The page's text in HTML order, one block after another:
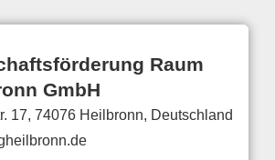
Raum
GmbH
17, 74076 Heilbronn, Deutschland